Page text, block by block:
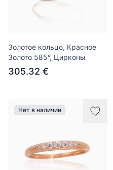
Золотое кольцо, Красное
Золото 585°, Цирконы
305.32 €
Нет в наличии